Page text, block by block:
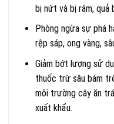
bị nứt và bị rám, quả
Phòng ngừa sự phá
rệp sáp, ong vàng,
Giảm bớt lượng sử
thuốc trừ sâu bám
môi trường cây ăn
xuất khẩu.